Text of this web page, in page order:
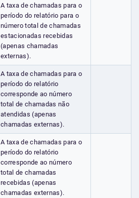
A taxa de chamadas para o
período do relatório para o
número total de chamadas
estacionadas recebidas
(apenas chamadas
externas).
A taxa de chamadas para o
período do relatório
corresponde ao número
total de chamadas não
atendidas (apenas
chamadas externas).
A taxa de chamadas para o
período do relatório
corresponde ao número
total de chamadas
recebidas (apenas
chamadas externas).